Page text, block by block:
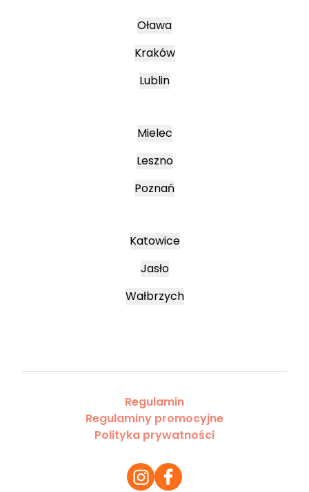
Oława
Kraków
Lublin
Mielec
Leszno
Poznań
Katowice
Jasło
Wałbrzych
Regulamin
Regulaminy promocyjne
Polityka prywatności